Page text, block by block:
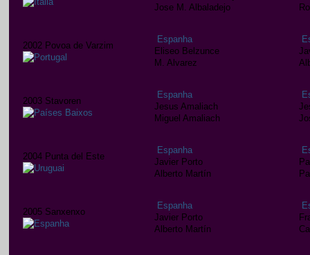
Jose M. Albaladejo
2002 Povoa de Varzim
Espanha
Eliseo Belzunce
M. Alvarez
2003 Stavoren
Espanha
Jesus Amaliach
Miguel Amaliach
2004 Punta del Este
Espanha
Javier Porto
Alberto Martín
2005 Sanxenxo
Espanha
Javier Porto
Alberto Martín